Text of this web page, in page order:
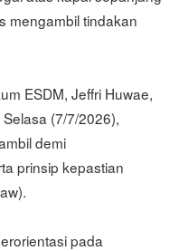
mengambil tindakan
ESDM, Jeffri Huwae,
(7/7/2026),
demi
prinsip kepastian
pada